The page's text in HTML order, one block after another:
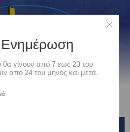
Ενημέρωση
θα γίνουν από 7 εως 23 του
από 24 του μηνός και μετά.